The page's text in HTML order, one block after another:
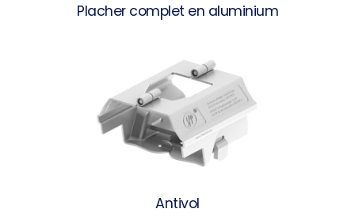
Placher complet en aluminium
Antivol